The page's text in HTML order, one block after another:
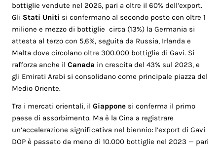
bottiglie vendute nel 2025, pari a oltre il 60% dell’export.
Gli Stati Uniti si confermano al secondo posto con oltre 1
milione e mezzo di bottiglie circa (13%) la Germania si
attesta al terzo con 5,6%, seguita da Russia, Irlanda e
Malta dove circolano oltre 300.000 bottiglie di Gavi. Si
rafforza anche ilCanada in crescita del 43% sul 2023, e
gli Emirati Arabi si consolidano come principale piazza del
Medio Oriente.
Tra i mercati orientali, ilGiappone si conferma il primo
paese di assorbimento. Ma è la Cina a registrare
un’accelerazione significativa nel biennio: l’export di Gavi
DOP è passato da meno di 10.000 bottiglie nel 2023 — pari